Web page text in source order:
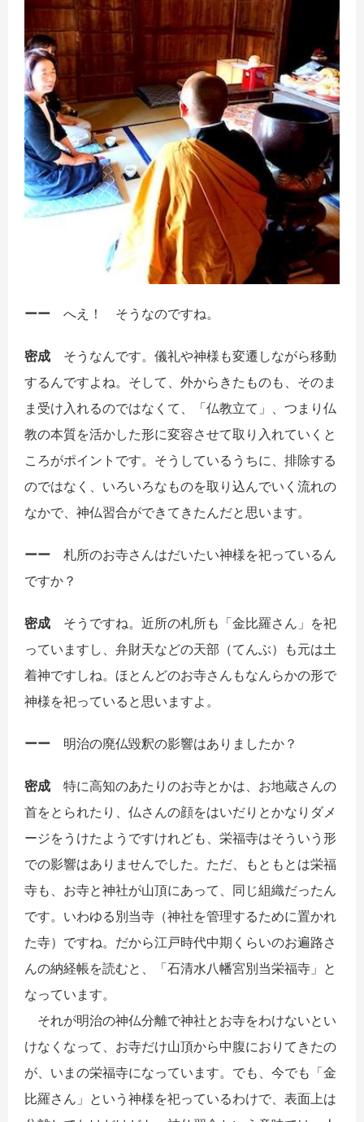
ーー へえ！ そうなのですね。
密成 そうなんです。儀礼や神様も変遷しながら移動
するんですよね。そして、外からきたものも、そのま
ま受け入れるのではなくて、「仏教立て」、つまり仏
教の本質を活かした形に変容させて取り入れていくと
ころがポイントです。そうしているうちに、排除する
のではなく、いろいろなものを取り込んでいく流れの
なかで、神仏習合ができてきたんだと思います。
ーー 札所のお寺さんはだいたい神様を祀っているん
ですか？
密成 そうですね。近所の札所も「金比羅さん」を祀
っていますし、弁財天などの天部（てんぶ）も元は土
着神ですしね。ほとんどのお寺さんもなんらかの形で
神様を祀っていると思いますよ。
ーー 明治の廃仏毀釈の影響はありましたか？
密成 特に高知のあたりのお寺とかは、お地蔵さんの
首をとられたり、仏さんの顔をはいだりとかなりダメ
ージをうけたようですけれども、栄福寺はそういう形
での影響はありませんでした。ただ、もともとは栄福
寺も、お寺と神社が山頂にあって、同じ組織だったん
です。いわゆる別当寺（神社を管理するために置かれ
た寺）ですね。だから江戸時代中期くらいのお遍路さ
んの納経帳を読むと、「石清水八幡宮別当栄福寺」と
なっています。
それが明治の神仏分離で神社とお寺をわけないとい
けなくなって、お寺だけ山頂から中腹におりてきたの
が、いまの栄福寺になっています。でも、今でも「金
比羅さん」という神様を祀っているわけで、表面上は